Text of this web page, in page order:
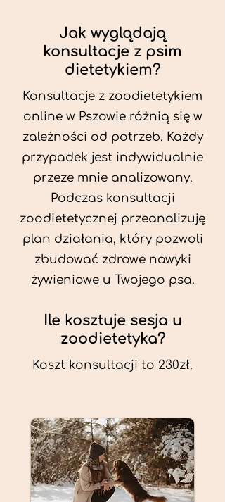
Jak wyglądają
konsultacje z psim
dietetykiem?
Konsultacje z zoodietetykiem
online w Pszowie różnią się w
zależności od potrzeb. Każdy
przypadek jest indywidualnie
przeze mnie analizowany.
Podczas konsultacji
zoodietetycznej przeanalizuję
plan działania, który pozwoli
zbudować zdrowe nawyki
żywieniowe u Twojego psa.
Ile kosztuje sesja u
zoodietetyka?
Koszt konsultacji to 230zł.